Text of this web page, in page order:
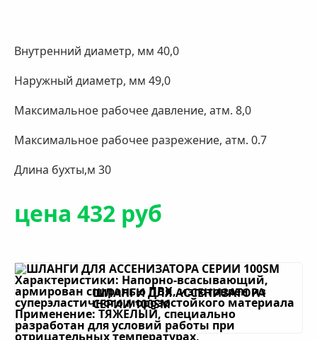
Внутренний диаметр, мм 40,0
Наружный диаметр, мм 49,0
Максимальное рабочее давление, атм. 8,0
Максимальное рабочее разрежение, атм. 0.7
Длина бухты,м 30
цена 432 руб
ШЛАНГИ ДЛЯ АССЕНИЗАТОРА
СЕРИИ 100SM